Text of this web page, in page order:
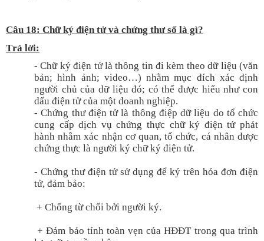
Câu 18: Chữ ký điện tử và chứng thư số là gì?
Trả lời:
- Chữ ký điện tử là thông tin đi kèm theo dữ liệu (văn
bản; hình ảnh; video…) nhằm mục đích xác định
người chủ của dữ liệu đó; có thể được hiểu như con
dấu điện tử của một doanh nghiệp.
- Chứng thư điện tử là thông điệp dữ liệu do tổ chức
cung cấp dịch vụ chứng thực chữ ký điện tử phát
hành nhằm xác nhận cơ quan, tổ chức, cá nhân được
chứng thực là người ký chữ ký điện tử.
- Chứng thư điện tử sử dụng để ký trên hóa đơn điện
tử, đảm bảo:
+ Chống từ chối bởi người ký.
+ Đảm bảo tính toàn vẹn của HĐĐT trong qua trình